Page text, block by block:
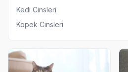
Kedi Cinsleri
Köpek Cinsleri